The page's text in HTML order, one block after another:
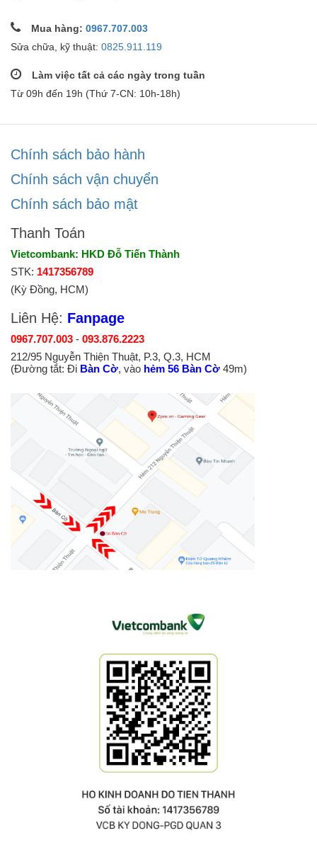
Mua hàng: 0967.707.003
Sửa chữa, kỹ thuật: 0825.911.119
Làm việc tất cả các ngày trong tuần
Từ 09h đến 19h (Thứ 7-CN: 10h-18h)
Chính sách bảo hành
Chính sách vận chuyển
Chính sách bảo mật
Thanh Toán
Vietcombank: HKD Đỗ Tiến Thành
STK: 1417356789
(Kỳ Đồng, HCM)
Liên Hệ: Fanpage
0967.707.003 - 093.876.2223
212/95 Nguyễn Thiện Thuật, P.3, Q.3, HCM
(Đường tắt: Đi Bàn Cờ, vào hẻm 56 Bàn Cờ 49m)